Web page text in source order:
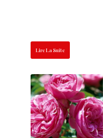
Lire La Suite